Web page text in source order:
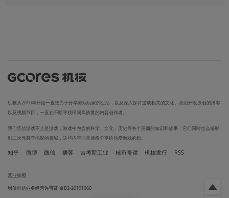
机核从2010年开始一直致力于分享游戏玩家的生活，以及深入探讨游戏相关的文化。我们开发原创的播客
以及视频节目，一直在不断寻找民间高质量的内容创作者。
我们坚信游戏不止是游戏，游戏中包含的科学，文化，历史等各个层面的知识和故事，它们同时也会辐射
到二次元甚至电影的领域，这些内容非常值得分享给热爱游戏的您。
知乎 微博 微信 播客 吉考斯工业 核市奇谭 机核发行 RSS
营业执照
增值电信业务经营许可证 京B2-20191060